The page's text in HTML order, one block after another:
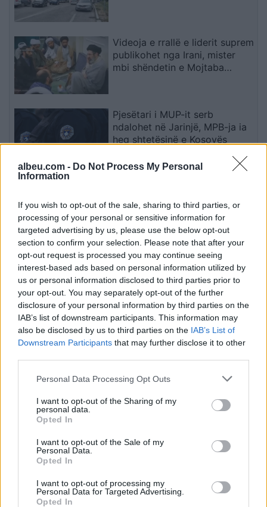
albeu.com - Do Not Process My Personal
Information
If you wish to opt-out of the sale, sharing to third parties, or
processing of your personal or sensitive information for
targeted advertising by us, please use the below opt-out
section to confirm your selection. Please note that after your
opt-out request is processed you may continue seeing
interest-based ads based on personal information utilized by
us or personal information disclosed to third parties prior to
your opt-out. You may separately opt-out of the further
disclosure of your personal information by third parties on the
IAB’s list of downstream participants. This information may
also be disclosed by us to third parties on the IAB’s List of
Downstream Participants that may further disclose it to other
Personal Data Processing Opt Outs
I want to opt-out of the Sharing of my
personal data.
Opted In
I want to opt-out of the Sale of my
Personal Data.
Opted In
I want to opt-out of processing my
Personal Data for Targeted Advertising.
Opted In
Videoja e rrallë e liderit suprem
publikohet nga Irani, mister
mbi shëndetin e Mojtaba
Pjesëtari i MUP-it serb
ndalohet në Jarinjë, MPB-ja ia
heq shtetësinë e Kosovës
paraqitjen e plotë të skuadrës
Angellov: Cilësia e ujit në
Gostivar është përmirësuar
ndjeshëm, por ndalesa për
konsum mbetet në fuqi